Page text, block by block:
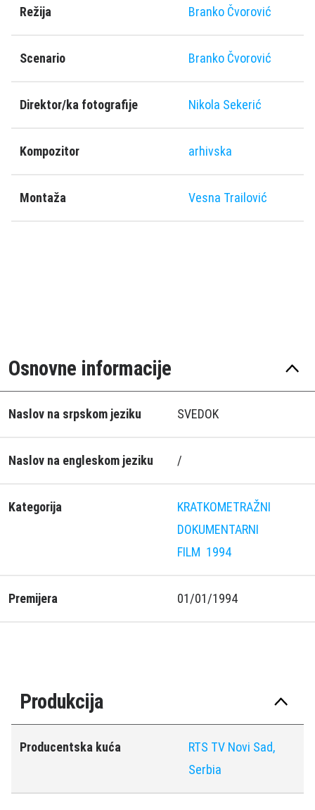
Režija Branko Čvorović
Scenario Branko Čvorović
Direktor/ka fotografije Nikola Sekerić
Kompozitor arhivska
Montaža Vesna Trailović
Osnovne informacije
Naslov na srpskom jeziku SVEDOK
Naslov na engleskom jeziku /
Kategorija
KRATKOMETRAŽNI
DOKUMENTARNI
FILM 1994
Premijera 01/01/1994
Produkcija
Producentska kuća
RTS TV Novi Sad,
Serbia